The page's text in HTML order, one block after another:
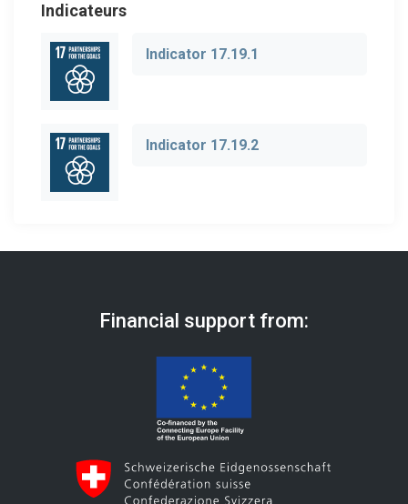
Indicateurs
Indicator 17.19.1
Indicator 17.19.2
Financial support from: